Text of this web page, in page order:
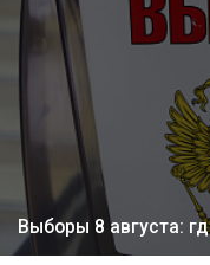
Выборы 8 августа: